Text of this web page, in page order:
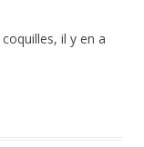
il y en a